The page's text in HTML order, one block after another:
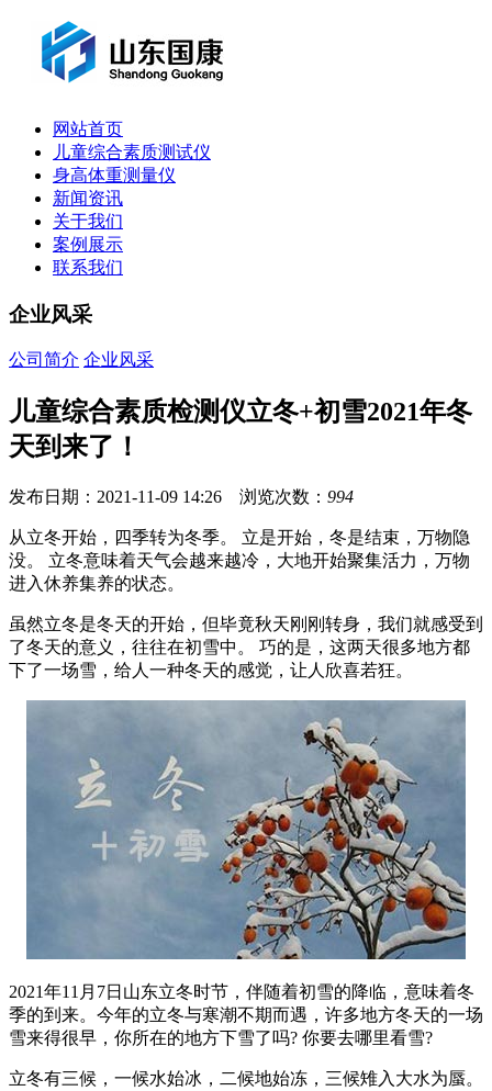
网站首页
儿童综合素质测试仪
身高体重测量仪
新闻资讯
关于我们
案例展示
联系我们
企业风采
公司简介 企业风采
儿童综合素质检测仪立冬+初雪2021年冬
天到来了！
发布日期：2021-11-09 14:26 浏览次数： 994
从立冬开始，四季转为冬季。 立是开始，冬是结束，万物隐
没。 立冬意味着天气会越来越冷，大地开始聚集活力，万物
进入休养集养的状态。
虽然立冬是冬天的开始，但毕竟秋天刚刚转身，我们就感受到
了冬天的意义，往往在初雪中。 巧的是，这两天很多地方都
下了一场雪，给人一种冬天的感觉，让人欣喜若狂。
2021年11月7日山东立冬时节，伴随着初雪的降临，意味着冬
季的到来。今年的立冬与寒潮不期而遇，许多地方冬天的一场
雪来得很早，你所在的地方下雪了吗? 你要去哪里看雪?
立冬有三候，一候水始冰，二候地始冻，三候雉入大水为蜃。